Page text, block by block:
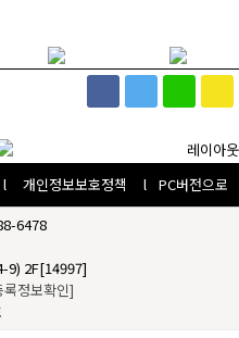
l 개인정보보호정책 l
PC버전으로
6478
9) 2F[14997]
정보확인]